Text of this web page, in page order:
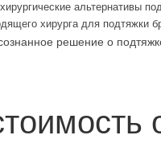
альтернативы
хирурга для подтяжки
решение о